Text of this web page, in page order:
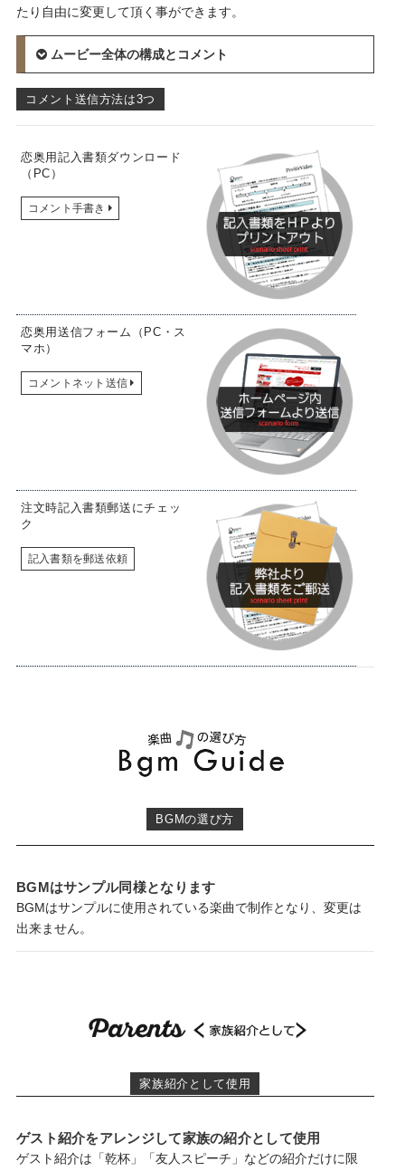
たり自由に変更して頂く事ができます。
ムービー全体の構成とコメント
オープニングパート
テロップ 平成二十三年四月十七日（披露宴期日）
テロップ 恋奥 竹田家 久慈家 大披露宴
昭和の時代人知れず二つの運命が幕を開けた
新郎紹介
新郎 誕生年・名前を表示
新婦写真
テロップ
新婦 誕生年・名前を表示
テロップ そして･･･ 二人は今日永遠の愛を誓います
本日のスペシャルゲストを紹介
テロップ 《お役目》《名前》
テロップ
ゲスト写真2
新郎＆新婦
本日は私達の為にご出席頂きまして本当にありが
とうございます。皆様にとっても楽しいひと時になる事を願っ
テロップ まもなく披露宴開幕
カウントダウン
コメント送信方法は3つ
恋奥用記入書類ダウンロード
（PC）
コメント手書き
恋奥用送信フォーム（PC・ス
マホ）
コメントネット送信
注文時記入書類郵送にチェッ
ク
記入書類を郵送依頼
BGMの選び方
BGMはサンプル同様となります
BGMはサンプルに使用されている楽曲で制作となり、変更は
出来ません。
家族紹介として使用
ゲスト紹介をアレンジして家族の紹介として使用
ゲスト紹介は「乾杯」「友人スピーチ」などの紹介だけに限